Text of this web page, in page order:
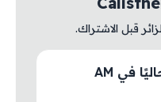
قبل الاشتراك.
هل Calisthenics متوفر حاليًا في AM